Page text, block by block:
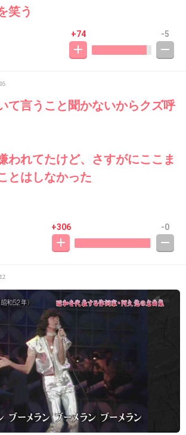
笑う
+74 -5
て言うこと聞かないからクズ呼
われてたけど、さすがにここま
とはしなかった
+306 -0